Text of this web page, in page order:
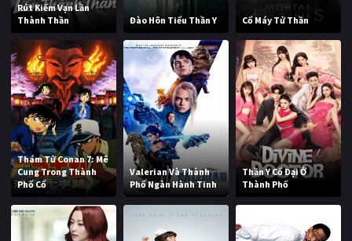
Rút Kiếm Vạn Lần
Thành Thần
Đào Hôn Tiểu Thần Y Cổ Máy Tử Thần
Thám Tử Conan 7: Mê
Cung Trong Thành
Phố Cổ
Valerian Và Thành
Phố Ngàn Hành Tinh
Thần Y Cổ Đại Ở
Thành Phố